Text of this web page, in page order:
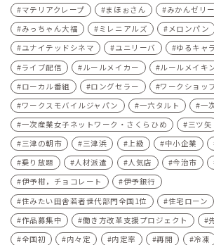
マテリアクレープ
まほぉさん みかんゼリー
みっちゃん大福
ミレニアルズ メロンパン
ユナイテッドシネマ
ユニリーバ ゆるキャラ
ライブ配信
ルールメイカー
ルールメイキ
ローカル番組
ロングセラー
ワークショッ
ワークスモバイルジャパン
一六タルト
一
一次産業女子ネットワーク・さくらひめ
三ツ矢
三津の朝市
三津浜 上級 中小企業
乗り放題
人材派遣 人気店 今治市
伊予柑，チョコレート
伊予銀行
住みたい田舎若者世代部門全国1位
住宅ローン
作品募集中
働き方改革支援プロジェクト
全国初
内々定 内定率 再開 冷凍